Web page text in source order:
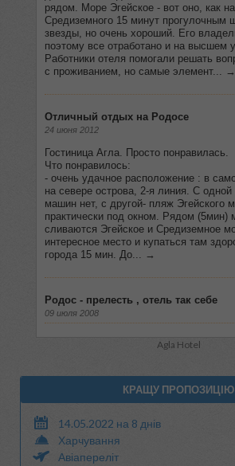
Agla Hotel
КРАЩУ ПРОПОЗИЦІЮ
14.05.2022 на 8 днів
Харчування
Авіапереліт